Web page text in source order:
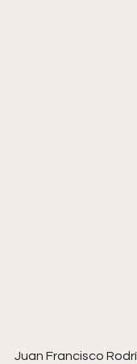
Juan Francisco